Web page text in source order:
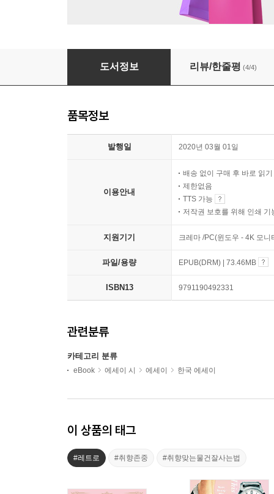
디스 레트로 라이프
도서정보 리뷰/한줄평 (4/4)
품목정보
발행일 2020년 03월 01일
이용안내
배송 없이 구매 후 바로 읽기
제한없음
TTS 가능
저작권 보호를 위해 인쇄 기
지원기기 크레마 /PC(윈도우 - 4K 모
파일/용량 EPUB(DRM) | 73.46MB
ISBN13 9791190492331
관련분류
카테고리 분류
eBook 에세이 시 에세이 한국 에세이
이 상품의 태그
#레트로 #취향존중 #취향맞는물건잘사는법